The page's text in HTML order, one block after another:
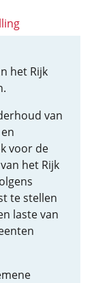
het Rijk
van
voor de
het Rijk
te stellen
laste van